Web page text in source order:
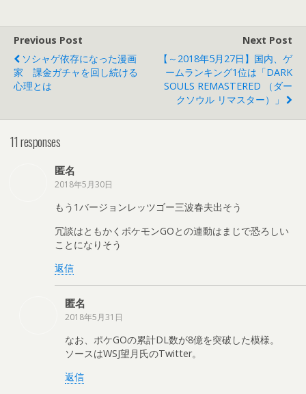
Previous Post
ソシャゲ依存になった漫画
家 課金ガチャを回し続ける
心理とは
Next Post
【～2018年5月27日】国内、ゲ
ームランキング1位は「DARK
SOULS REMASTERED （ダー
クソウル リマスター）」
11 responses
匿名
2018年5月30日
もう1バージョンレッツゴー三波春夫出そう
冗談はともかくポケモンGOとの連動はまじで恐ろしい
ことになりそう
返信
匿名
2018年5月31日
なお、ポケGOの累計DL数が8億を突破した模様。
ソースはWSJ望月氏のTwitter。
返信